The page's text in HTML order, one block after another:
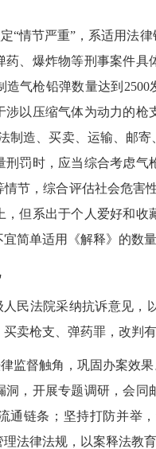
“情节严重”，系适用法
、爆炸物等刑事案件具
气枪铅弹数量达到
涉以压缩气体为动力的
制造、买卖、运输、邮
刑罚时，应当综合考虑
节，综合评估社会危害
，但系出于个人爱好和
简单适用《解释》的数量
人民法院采纳抗诉意见
卖枪支、弹药罪，改判有
监督触角，巩固办案效
洞，开展专题调研，会
通链条；坚持打防并举
法律法规，以案释法教